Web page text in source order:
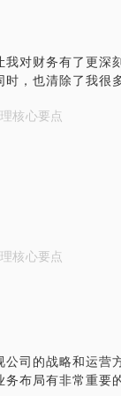
我对财务有了更深
时，也清除了我很
核心要点
核心要点
公司的战略和运营
务布局有非常重要